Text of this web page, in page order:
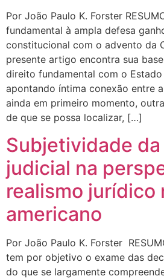
Por João Paulo K. Forster
fundamental à ampla defesa
constitucional com o advento da
presente artigo encontra sua
direito fundamental com o
apontando íntima conexão entre
ainda em primeiro momento,
de que se possa localizar, […]
Subjetividade
judicial na
realismo jurídico
americano
Por João Paulo K. Forster
tem por objetivo o exame das
do que se largamente